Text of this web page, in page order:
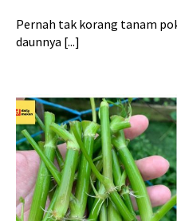
Pernah tak korang tanam
daunnya [...]